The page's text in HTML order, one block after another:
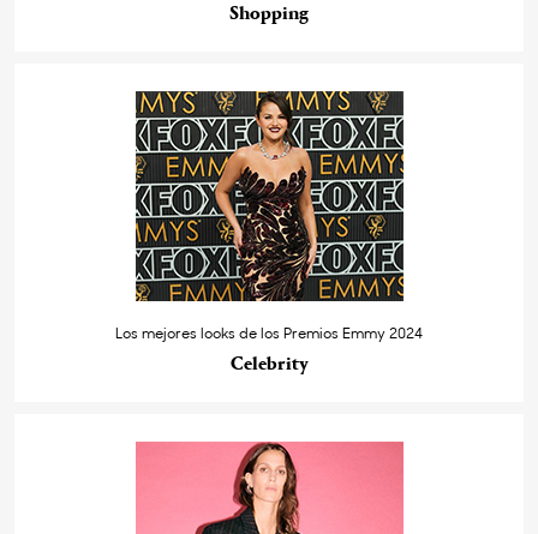
Shopping
Los mejores looks de los Premios Emmy 2024
Celebrity